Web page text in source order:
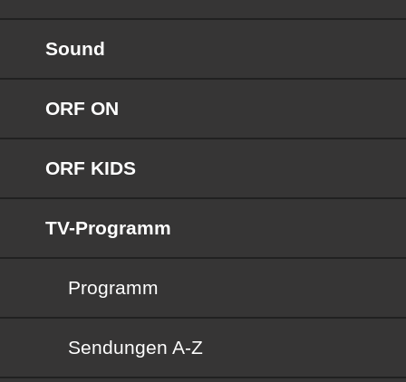
Sound
ORF ON
ORF KIDS
TV-Programm
Programm
Sendungen von A bis Z
Sendungen A-Z